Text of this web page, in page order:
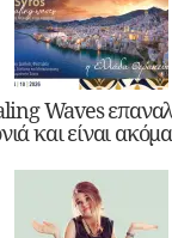
Waves
και είναι